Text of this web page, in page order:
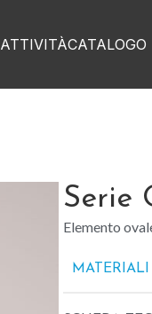
ATTIVITÀ
Serie
Elemento
MATERIALI